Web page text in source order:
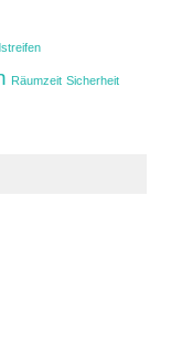
Räumzeit Sicherheit